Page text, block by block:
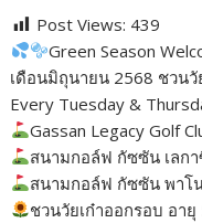
e
b
o
o
k
itt
er
d
di
t
e
Post Views: 439
Green Season
เดือนมิถุนายน 2568 ชวนวั
Every Tuesday &
Gassan Legacy Golf
สนามกอล์ฟ กัซซัน เลก
สนามกอล์ฟ กัซซัน พาโ
ชวนวัยเก๋าออกรอบ อา